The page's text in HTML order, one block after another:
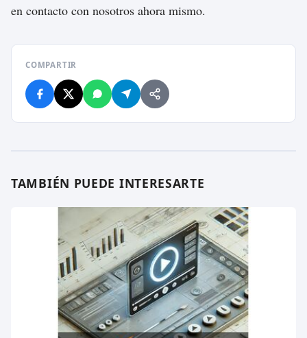
en contacto con nosotros ahora mismo.
COMPARTIR
FacebookX / TwitterWhatsAppTelegramCompartir
TAMBIÉN PUEDE INTERESARTE